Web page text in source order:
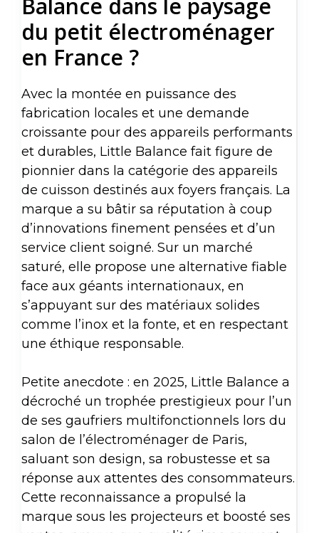
Balance dans le paysage
du petit électroménager
en France ?
Avec la montée en puissance des
fabrication locales et une demande
croissante pour des appareils performants
et durables, Little Balance fait figure de
pionnier dans la catégorie des appareils
de cuisson destinés aux foyers français. La
marque a su bâtir sa réputation à coup
d’innovations finement pensées et d’un
service client soigné. Sur un marché
saturé, elle propose une alternative fiable
face aux géants internationaux, en
s’appuyant sur des matériaux solides
comme l’inox et la fonte, et en respectant
une éthique responsable.
Petite anecdote : en 2025, Little Balance a
décroché un trophée prestigieux pour l’un
de ses gaufriers multifonctionnels lors du
salon de l’électroménager de Paris,
saluant son design, sa robustesse et sa
réponse aux attentes des consommateurs.
Cette reconnaissance a propulsé la
marque sous les projecteurs et boosté ses